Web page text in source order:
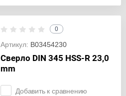
0
Артикул: B03454230
Сверло DIN 345 HSS-R 23,0
mm
Добавить к сравнению